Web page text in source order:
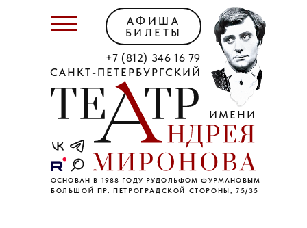
САНКТ-ПЕТЕРБУРГСКИЙ
ИМЕНИ
ОСНОВАН В 1988 ГОДУ РУДОЛЬФОМ ФУРМАНОВЫМ
+7 (812) 346 16 79
БОЛЬШОЙ ПР. ПЕТРОГРАДСКОЙ СТОРОНЫ, 75/35
АФИША
БИЛЕТЫ